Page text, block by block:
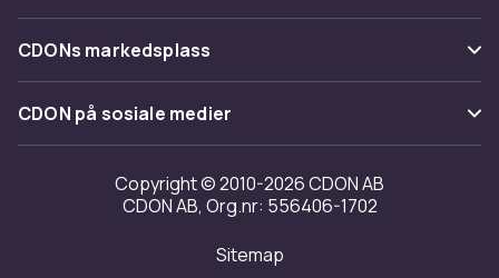
Tilbakekallinger
Varemerker
Om oss
Kundeanmeldelser
Jobbe på CDON
Investor relations
Tilgjengelighet
CDONs markedsplass
Merchant Help Center
CDON på sosiale medier
Copyright © 2010-2026 CDON AB
CDON AB, Org.nr: 556406-1702
Sitemap